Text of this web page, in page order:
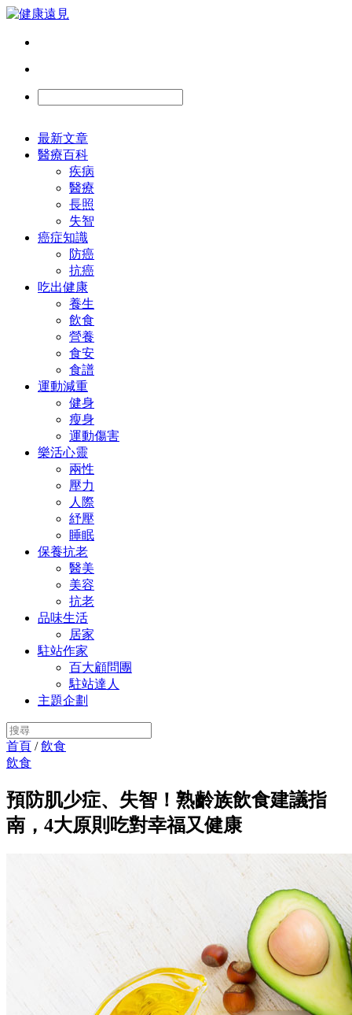
最新文章
醫療百科
疾病
醫療
長照
失智
癌症知識
防癌
抗癌
吃出健康
養生
飲食
營養
食安
食譜
運動減重
健身
瘦身
運動傷害
樂活心靈
兩性
壓力
人際
紓壓
睡眠
保養抗老
醫美
美容
抗老
品味生活
居家
駐站作家
百大顧問團
駐站達人
主題企劃
首頁 /飲食
飲食
預防肌少症、失智！熟齡族飲食建議指
南，4大原則吃對幸福又健康